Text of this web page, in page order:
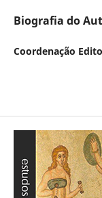
Biografia do
Coordenação